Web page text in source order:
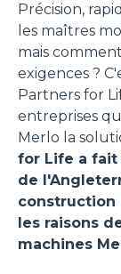
Précision,
les maîtres
mais
exigences ?
Partners for
entreprises
Merlo la
for Life a fait
de
construction
les raisons
machines